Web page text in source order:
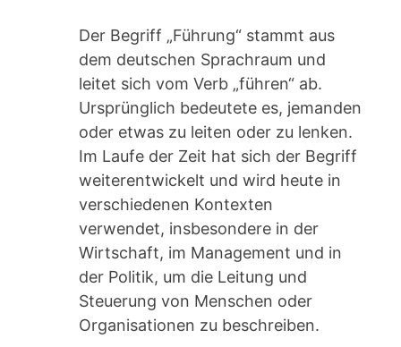
Der Begriff „Führung“ stammt aus
dem deutschen Sprachraum und
leitet sich vom Verb „führen“ ab.
Ursprünglich bedeutete es, jemanden
oder etwas zu leiten oder zu lenken.
Im Laufe der Zeit hat sich der Begriff
weiterentwickelt und wird heute in
verschiedenen Kontexten
verwendet, insbesondere in der
Wirtschaft, im Management und in
der Politik, um die Leitung und
Steuerung von Menschen oder
Organisationen zu beschreiben.